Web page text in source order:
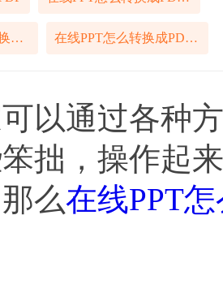
批量在线PPT怎么转换成PDF 在线PPT怎么转换成PDF格式
通过各种方
拙，操作起
么在线PPT